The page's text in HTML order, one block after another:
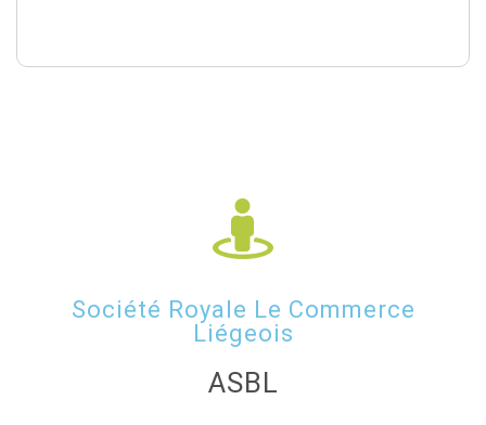
Société Royale Le Commerce
Liégeois
ASBL